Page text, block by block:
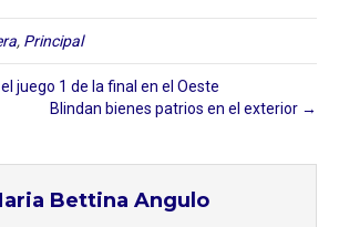
, Principal
juego 1 de la final en el Oeste
Blindan bienes patrios en el exterior →
Bettina Angulo